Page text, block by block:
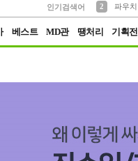
인기검색어
2
파우치
베스트 MD관 땡처리 기획전